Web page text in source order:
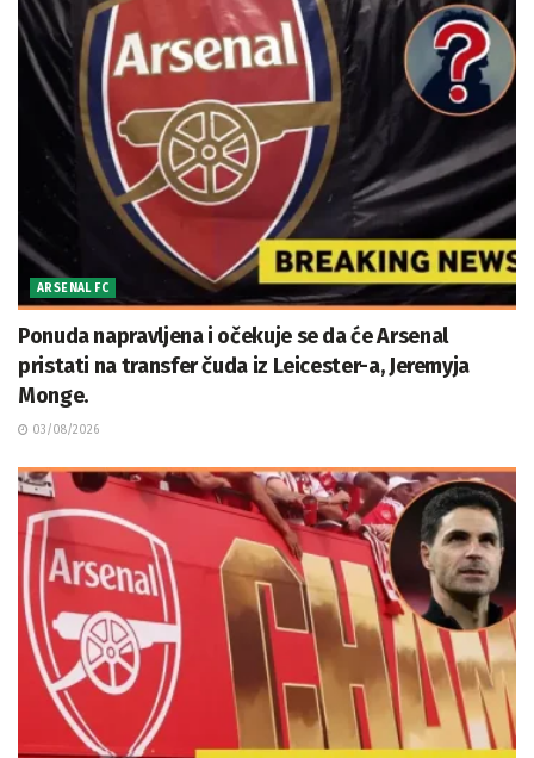
ARSENAL FC
Ponuda napravljena i očekuje se da će Arsenal
pristati na transfer čuda iz Leicester-a, Jeremyja
Monge.
03/08/2026